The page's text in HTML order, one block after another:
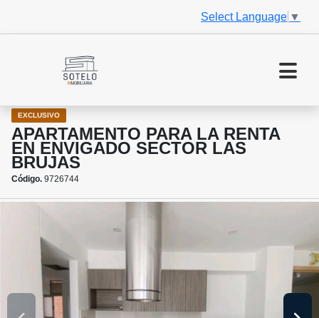
Select Language ▼
EXCLUSIVO
APARTAMENTO PARA LA RENTA
EN ENVIGADO SECTOR LAS
BRUJAS
Código. 9726744